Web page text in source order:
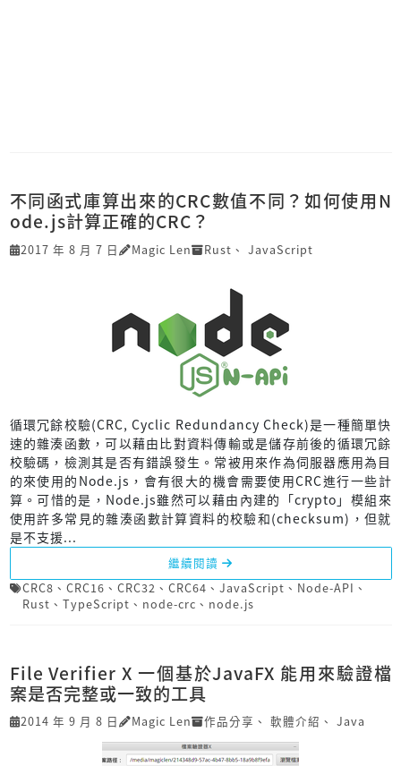
不同函式庫算出來的CRC數值不同？如何使用N
ode.js計算正確的CRC？
2017 年 8 月 7 日 Magic Len Rust 、 JavaScript
循環冗餘校驗(CRC, Cyclic Redundancy Check)是一種簡單快
速的雜湊函數，可以藉由比對資料傳輸或是儲存前後的循環冗餘
校驗碼，檢測其是否有錯誤發生。常被用來作為伺服器應用為目
的來使用的Node.js，會有很大的機會需要使用CRC進行一些計
算。可惜的是，Node.js雖然可以藉由內建的「crypto」模組來
使用許多常見的雜湊函數計算資料的校驗和(checksum)，但就
是不支援...
繼續閱讀
CRC8 、 CRC16 、 CRC32 、 CRC64 、 JavaScript 、 Node-API 、
Rust 、 TypeScript 、 node-crc 、 node.js
File Verifier X 一個基於JavaFX 能用來驗證檔
案是否完整或一致的工具
2014 年 9 月 8 日 Magic Len 作品分享 、 軟體介紹 、 Java